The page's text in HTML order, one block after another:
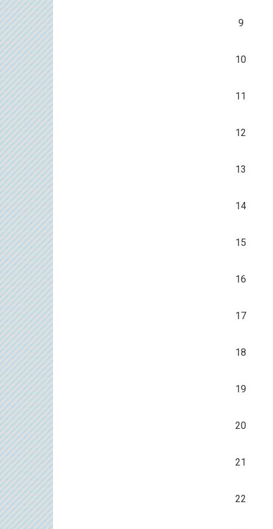
9
10
11
12
13
14
15
16
17
18
19
20
21
22